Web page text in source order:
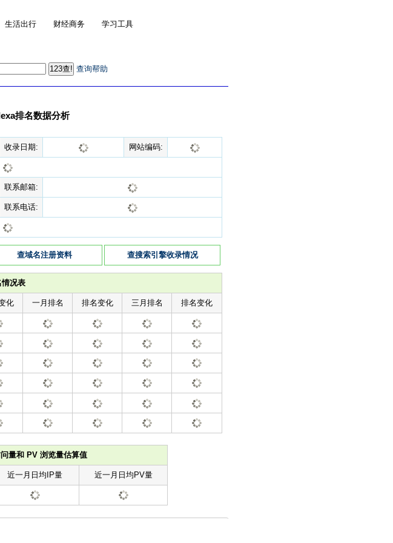
生活出行 财经商务 学习工具
查询帮助
排名数据分析
收录日期: 网站编码:
联系邮箱:
联系电话:
查域名注册资料 查搜索引擎收录情况
情况表
化 一月排名 排名变化 三月排名 排名变化
量和 PV 浏览量估算值
近一月日均IP量 近一月日均PV量